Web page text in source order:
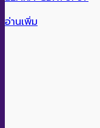
อ่านเพิ่ม